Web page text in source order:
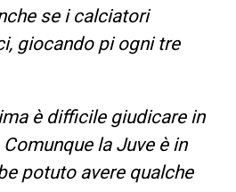
se i calciatori
giocando pi ogni tre
è difficile giudicare in
la Juve è in
potuto avere qualche